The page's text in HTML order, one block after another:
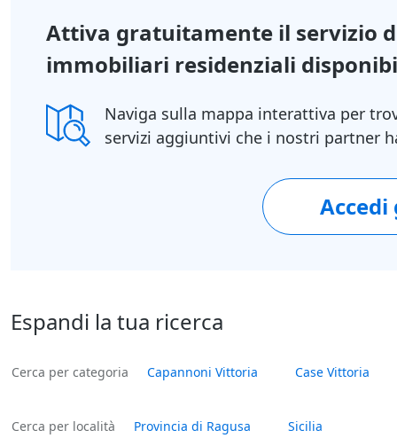
Attiva gratuitamente il servizio
immobiliari residenziali
Naviga sulla mappa interattiva per
servizi aggiuntivi che i nostri partner
Espandi la tua ricerca
Cerca per categoria Capannoni Vittoria Case Vittoria
Cerca per località Provincia di Ragusa Sicilia